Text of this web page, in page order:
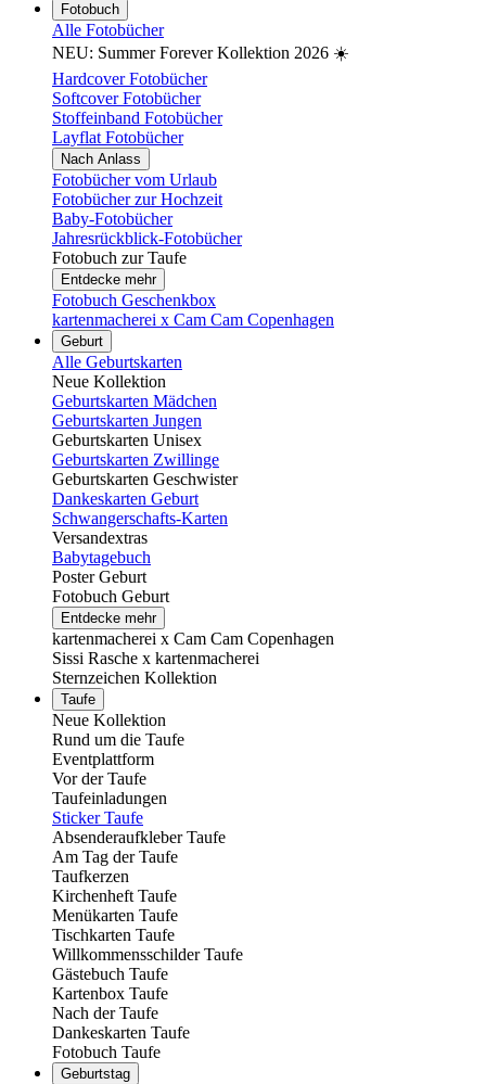
Fotobuch
Alle Fotobücher
NEU: Summer Forever Kollektion 2026 ☀️
Hardcover Fotobücher
Softcover Fotobücher
Stoffeinband Fotobücher
Layflat Fotobücher
Nach Anlass
Fotobücher vom Urlaub
Fotobücher zur Hochzeit
Baby-Fotobücher
Jahresrückblick-Fotobücher
Fotobuch zur Taufe
Entdecke mehr
Fotobuch Geschenkbox
kartenmacherei x Cam Cam Copenhagen
Geburt
Alle Geburtskarten
Neue Kollektion
Geburtskarten Mädchen
Geburtskarten Jungen
Geburtskarten Unisex
Geburtskarten Zwillinge
Geburtskarten Geschwister
Dankeskarten Geburt
Schwangerschafts-Karten
Versandextras
Babytagebuch
Poster Geburt
Fotobuch Geburt
Entdecke mehr
kartenmacherei x Cam Cam Copenhagen
Sissi Rasche x kartenmacherei
Sternzeichen Kollektion
Taufe
Neue Kollektion
Rund um die Taufe
Eventplattform
Vor der Taufe
Taufeinladungen
Sticker Taufe
Absenderaufkleber Taufe
Am Tag der Taufe
Taufkerzen
Kirchenheft Taufe
Menükarten Taufe
Tischkarten Taufe
Willkommensschilder Taufe
Gästebuch Taufe
Kartenbox Taufe
Nach der Taufe
Dankeskarten Taufe
Fotobuch Taufe
Geburtstag